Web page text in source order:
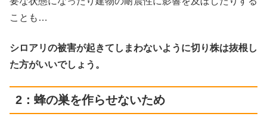
ことも…
シロアリの被害が起きてしまわないように切り株は抜根し
た方がいいでしょう。
2：蜂の巣を作らせないため